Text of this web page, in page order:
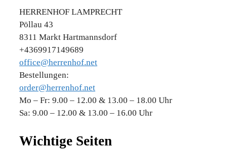
HERRENHOF LAMPRECHT
Pöllau 43
8311 Markt Hartmannsdorf
+4369917149689
office@herrenhof.net
Bestellungen:
order@herrenhof.net
Mo – Fr: 9.00 – 12.00 & 13.00 – 18.00 Uhr
Sa: 9.00 – 12.00 & 13.00 – 16.00 Uhr
Wichtige Seiten